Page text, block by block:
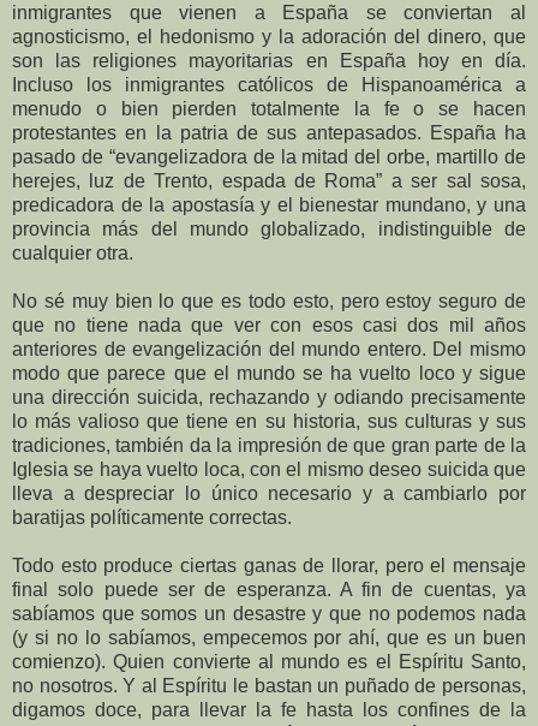
inmigrantes que vienen a España se conviertan al
agnosticismo, el hedonismo y la adoración del dinero, que
son las religiones mayoritarias en España hoy en día.
Incluso los inmigrantes católicos de Hispanoamérica a
menudo o bien pierden totalmente la fe o se hacen
protestantes en la patria de sus antepasados. España ha
pasado de “evangelizadora de la mitad del orbe, martillo de
herejes, luz de Trento, espada de Roma” a ser sal sosa,
predicadora de la apostasía y el bienestar mundano, y una
provincia más del mundo globalizado, indistinguible de
cualquier otra.
No sé muy bien lo que es todo esto, pero estoy seguro de
que no tiene nada que ver con esos casi dos mil años
anteriores de evangelización del mundo entero. Del mismo
modo que parece que el mundo se ha vuelto loco y sigue
una dirección suicida, rechazando y odiando precisamente
lo más valioso que tiene en su historia, sus culturas y sus
tradiciones, también da la impresión de que gran parte de la
Iglesia se haya vuelto loca, con el mismo deseo suicida que
lleva a despreciar lo único necesario y a cambiarlo por
baratijas políticamente correctas.
Todo esto produce ciertas ganas de llorar, pero el mensaje
final solo puede ser de esperanza. A fin de cuentas, ya
sabíamos que somos un desastre y que no podemos nada
(y si no lo sabíamos, empecemos por ahí, que es un buen
comienzo). Quien convierte al mundo es el Espíritu Santo,
no nosotros. Y al Espíritu le bastan un puñado de personas,
digamos doce, para llevar la fe hasta los confines de la